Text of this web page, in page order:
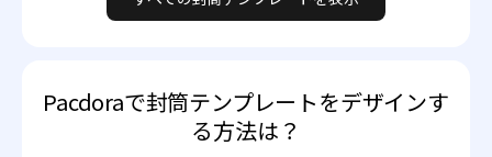
Pacdoraで封筒テンプレートをデザインす
る方法は？